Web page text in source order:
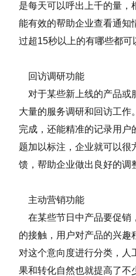
是每天可以呼出上千的量，
能有效的帮助企业查看通知
过超15秒以上的有哪些都可
回访调研功能
对于某些新上线的产品或
大量的服务调研和回访工作
完成，还能精准的记录用户
题加以标注，企业就可以很
馈，帮助企业做出良好的调
主动营销功能
在某些节日中产品要促销
的接触，用户对产品的兴趣
对这个意向度进行分类，人
果和转化自然也就提高了不